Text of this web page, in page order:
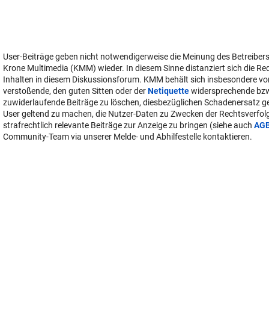
verstoßende, den guten Sitten oder derNetiquettewidersprechende
zuwiderlaufende Beiträge zu löschen, diesbezüglichen Schadenersatz
User geltend zu machen, die Nutzer-Daten zu Zwecken der
strafrechtlich relevante Beiträge zur Anzeige zu bringen (siehe auch
Community-Team via unserer Melde- und Abhilfestelle kontaktieren.